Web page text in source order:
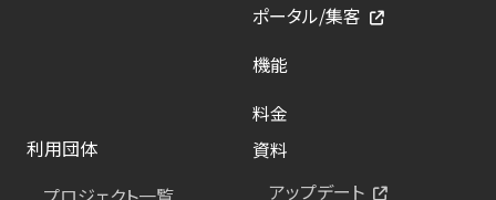
ポータル/集客
機能
料金
利用団体
資料
アップデート